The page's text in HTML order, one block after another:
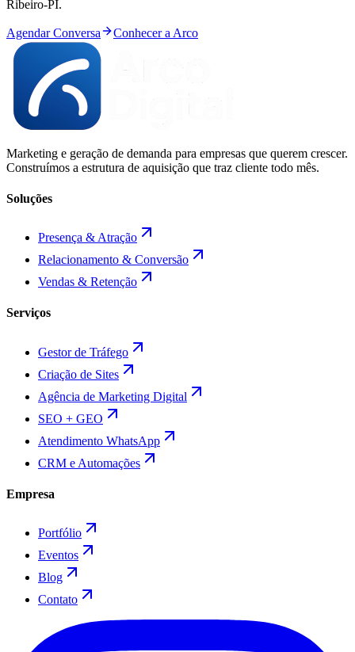
Ribeiro-PI.
Agendar Conversa Conhecer a Arco
Marketing e geração de demanda para empresas que querem crescer.
Construímos a estrutura de aquisição que traz cliente todo mês.
Soluções
Presença & Atração
Relacionamento & Conversão
Vendas & Retenção
Serviços
Gestor de Tráfego
Criação de Sites
Agência de Marketing Digital
SEO + GEO
Atendimento WhatsApp
CRM e Automações
Empresa
Portfólio
Eventos
Blog
Contato